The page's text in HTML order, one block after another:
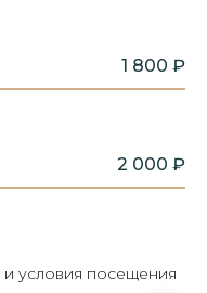
1 800 ₽
2 000 ₽
условия посещения